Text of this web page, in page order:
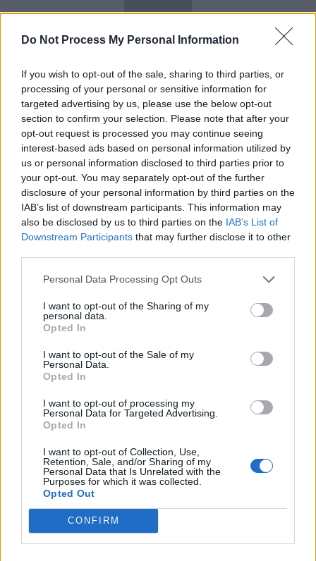
Do Not Process My Personal Information
If you wish to opt-out of the sale, sharing to third parties, or
processing of your personal or sensitive information for
targeted advertising by us, please use the below opt-out
section to confirm your selection. Please note that after your
opt-out request is processed you may continue seeing
interest-based ads based on personal information utilized by
us or personal information disclosed to third parties prior to
your opt-out. You may separately opt-out of the further
disclosure of your personal information by third parties on the
IAB’s list of downstream participants. This information may
also be disclosed by us to third parties on the IAB’s List of
Downstream Participants that may further disclose it to other
Personal Data Processing Opt Outs
I want to opt-out of the Sharing of my
personal data.
Opted In
I want to opt-out of the Sale of my
Personal Data.
Opted In
I want to opt-out of processing my
Personal Data for Targeted Advertising.
Opted In
I want to opt-out of Collection, Use,
Retention, Sale, and/or Sharing of my
Personal Data that Is Unrelated with the
Purposes for which it was collected.
Opted Out
CONFIRM
News Santé
https://news-sante.fr
ARTICLES CONNEXES PLUS DE L'AUTEUR
Santé
Canicule : les conseils
essentiels des
éviter le danger
Santé
Éclipse du 12 août :
attention à la pénurie de
Santé
Un chewing-gum
révolutionnaire pour
buccal
Populaires
Médicament retiré en urgence pour risques graves et données falsifiées
Ce cancer mortel explose chez les personnes nées après 1980 : le
Je suis cardiologue et voici le seul chocolat que je valide : c’est le
meilleur pour le cœur
Cancer du foie : Symptômes silencieux mais vitaux à connaître